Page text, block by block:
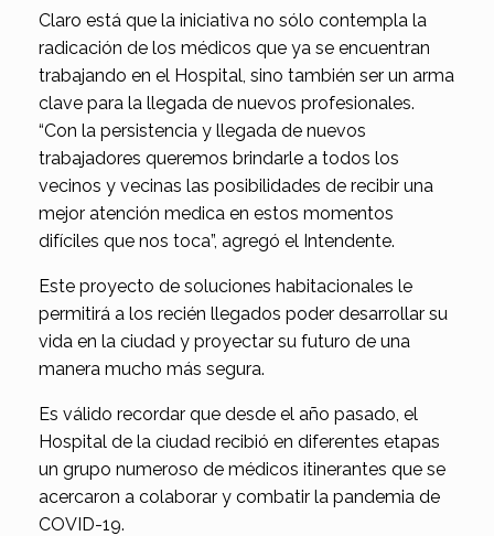
Claro está que la iniciativa no sólo contempla la
radicación de los médicos que ya se encuentran
trabajando en el Hospital, sino también ser un arma
clave para la llegada de nuevos profesionales.
“Con la persistencia y llegada de nuevos
trabajadores queremos brindarle a todos los
vecinos y vecinas las posibilidades de recibir una
mejor atención medica en estos momentos
difíciles que nos toca”, agregó el Intendente.
Este proyecto de soluciones habitacionales le
permitirá a los recién llegados poder desarrollar su
vida en la ciudad y proyectar su futuro de una
manera mucho más segura.
Es válido recordar que desde el año pasado, el
Hospital de la ciudad recibió en diferentes etapas
un grupo numeroso de médicos itinerantes que se
acercaron a colaborar y combatir la pandemia de
COVID-19.